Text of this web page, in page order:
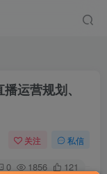
运营规划、
关注 私信
0 1856 121